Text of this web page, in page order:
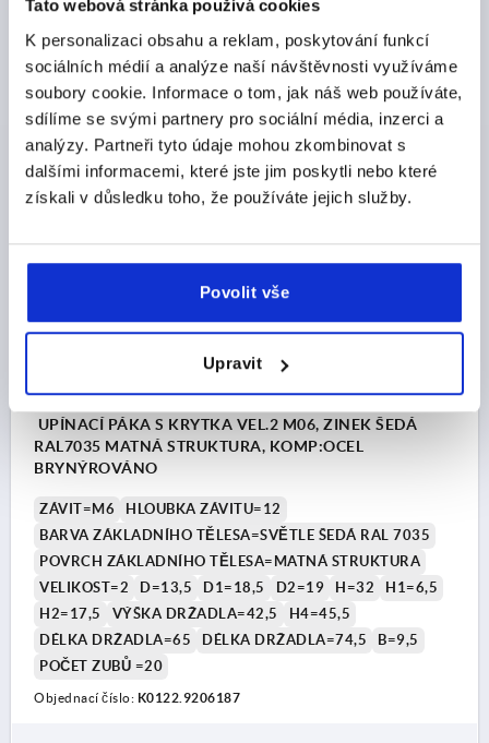
Tato webová stránka používá cookies
K personalizaci obsahu a reklam, poskytování funkcí
sociálních médií a analýze naší návštěvnosti využíváme
soubory cookie. Informace o tom, jak náš web používáte,
sdílíme se svými partnery pro sociální média, inzerci a
analýzy. Partneři tyto údaje mohou zkombinovat s
dalšími informacemi, které jste jim poskytli nebo které
získali v důsledku toho, že používáte jejich služby.
Povolit vše
Upravit
H2=17,5
VÝŠKA DRŽADLA=42,5
H4=45,5
DÉLKA DRŽADLA=65
DÉLKA DRŽADLA=74,5
B=9,5
POČET ZUBŮ =20
Objednací číslo:K0122.9206186
CZK171.76
bez DPH
plus náklady na dopravu
K0122 STM
UPÍNACÍ PÁKA S KRYTKA VEL.2 M06, ZINEK ŠEDÁ
RAL7035 MATNÁ STRUKTURA, KOMP:OCEL
BRYNÝROVÁNO
ZÁVIT=M6
HLOUBKA ZÁVITU=12
BARVA ZÁKLADNÍHO TĚLESA=SVĚTLE ŠEDÁ RAL 7035
POVRCH ZÁKLADNÍHO TĚLESA=MATNÁ STRUKTURA
VELIKOST=2
D=13,5 D1=18,5 D2=19 H=32
H1=6,5
H2=17,5
VÝŠKA DRŽADLA=42,5
H4=45,5
DÉLKA DRŽADLA=65
DÉLKA DRŽADLA=74,5
B=9,5
POČET ZUBŮ =20
Objednací číslo: K0122.9206187